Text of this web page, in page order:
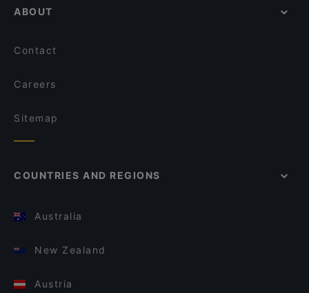
ABOUT
Contact
Careers
Sitemap
COUNTRIES AND REGIONS
Australia
New Zealand
Austria